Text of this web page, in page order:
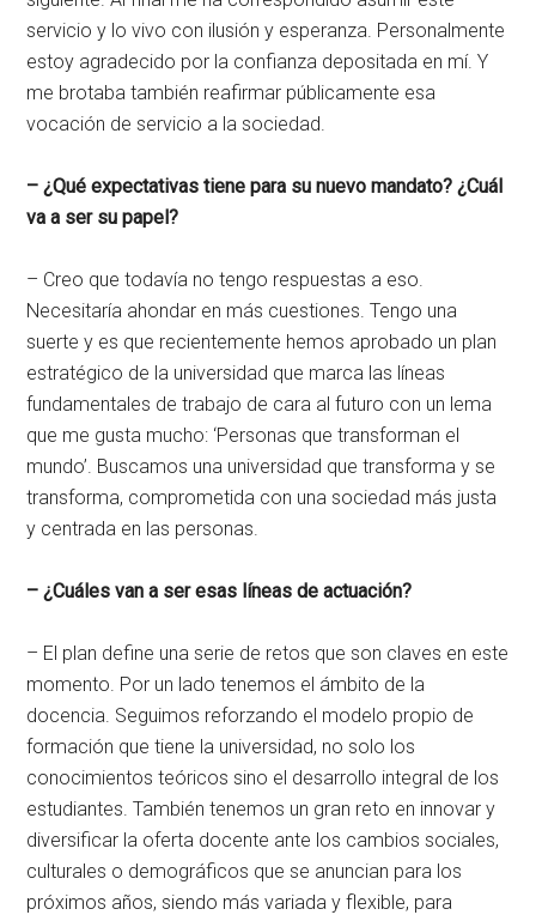
servicio y lo vivo con ilusión y esperanza. Personalmente
estoy agradecido por la confianza depositada en mí. Y
me brotaba también reafirmar públicamente esa
vocación de servicio a la sociedad.
– ¿Qué expectativas tiene para su nuevo mandato? ¿Cuál
va a ser su papel?
– Creo que todavía no tengo respuestas a eso.
Necesitaría ahondar en más cuestiones. Tengo una
suerte y es que recientemente hemos aprobado un plan
estratégico de la universidad que marca las líneas
fundamentales de trabajo de cara al futuro con un lema
que me gusta mucho: ‘Personas que transforman el
mundo’. Buscamos una universidad que transforma y se
transforma, comprometida con una sociedad más justa
y centrada en las personas.
– ¿Cuáles van a ser esas líneas de actuación?
– El plan define una serie de retos que son claves en este
momento. Por un lado tenemos el ámbito de la
docencia. Seguimos reforzando el modelo propio de
formación que tiene la universidad, no solo los
conocimientos teóricos sino el desarrollo integral de los
estudiantes. También tenemos un gran reto en innovar y
diversificar la oferta docente ante los cambios sociales,
culturales o demográficos que se anuncian para los
próximos años, siendo más variada y flexible, para